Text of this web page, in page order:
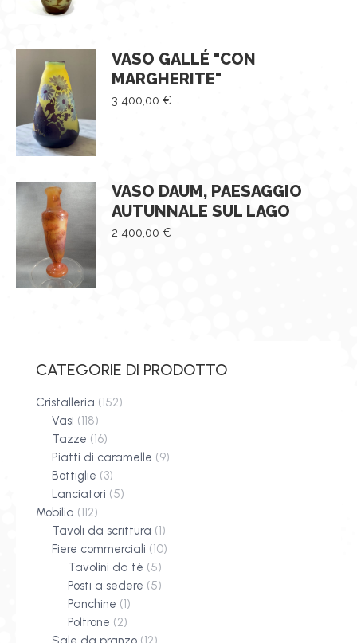
VASO GALLÉ "CON
MARGHERITE"
3 400,00 €
VASO DAUM, PAESAGGIO
AUTUNNALE SUL LAGO
2 400,00 €
CATEGORIE DI PRODOTTO
Cristalleria (152)
Vasi (118)
Tazze (16)
Piatti di caramelle (9)
Bottiglie (3)
Lanciatori (5)
Mobilia (112)
Tavoli da scrittura (1)
Fiere commerciali (10)
Tavolini da tè (5)
Posti a sedere (5)
Panchine (1)
Poltrone (2)